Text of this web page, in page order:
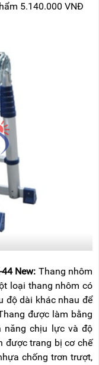
5.140.000 VNĐ
New: Thang nhôm
loại thang nhôm có
độ dài khác nhau để
được làm bằng
năng chịu lực và độ
được trang bị cơ chế
chống trơn trượt,